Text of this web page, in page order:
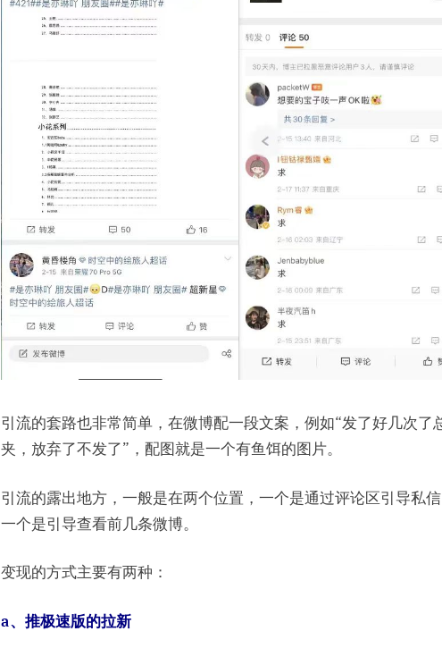
引流的套路也非常简单，在微博配一段文案，例如“发了好几次了
夹，放弃了不发了”，配图就是一个有鱼饵的图片。
引流的露出地方，一般是在两个位置，一个是通过评论区引导私
一个是引导查看前几条微博。
变现的方式主要有两种：
a、推极速版的拉新